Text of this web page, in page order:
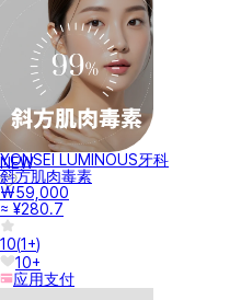
NEW
YONSEI LUMINOUS牙科
斜方肌肉毒素
₩59,000
≈ ¥280.7
10(1+)
10+
应用支付